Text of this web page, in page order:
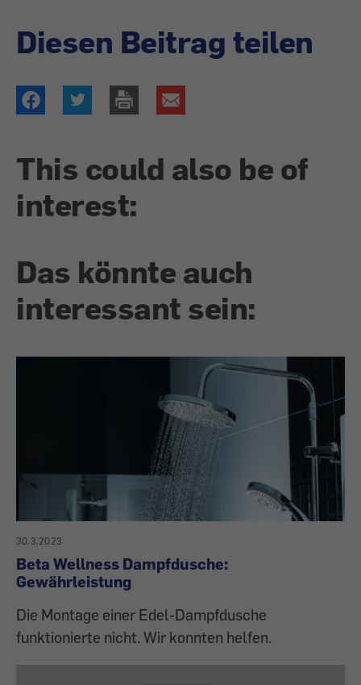
Diesen Beitrag teilen
This could also be of
interest:
Das könnte auch
interessant sein:
30.3.2023
Beta Wellness Dampfdusche:
Gewährleistung
Die Montage einer Edel-Dampfdusche
funktionierte nicht. Wir konnten helfen.